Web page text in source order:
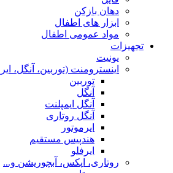
دهان بازکن
ابزار های اطفال
مواد عمومی اطفال
تجهیزات
یونیت
اینسترومنت (توربین، آنگل،
توربین
آنگل
آنگل ایمپلنت
آنگل روتاری
ایرموتور
هندپیس مستقیم
ایرفلو
روتاری، اپکس، آبچوریشن و...